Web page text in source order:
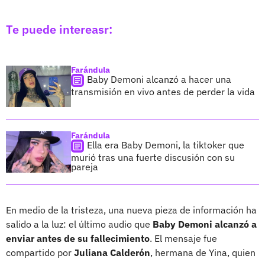
Te puede intereasr:
Farándula
Baby Demoni alcanzó a hacer una
transmisión en vivo antes de perder la vida
Farándula
Ella era Baby Demoni, la tiktoker que
murió tras una fuerte discusión con su
pareja
En medio de la tristeza, una nueva pieza de información ha
salido a la luz: el último audio que Baby Demoni alcanzó a
enviar antes de su fallecimiento. El mensaje fue
compartido por Juliana Calderón, hermana de Yina, quien